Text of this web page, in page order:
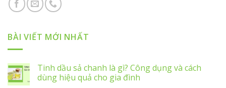
BÀI VIẾT MỚI NHẤT
Tinh dầu sả chanh là gì? Công dụng và cách
dùng hiệu quả cho gia đình